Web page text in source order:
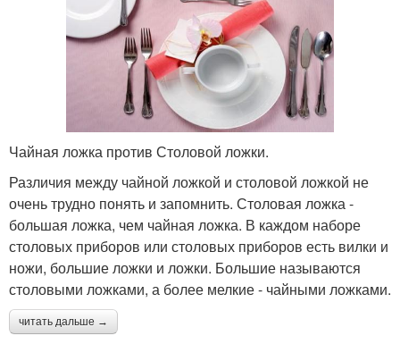
Чайная ложка против Столовой ложки.
Различия между чайной ложкой и столовой ложкой не
очень трудно понять и запомнить. Столовая ложка -
большая ложка, чем чайная ложка. В каждом наборе
столовых приборов или столовых приборов есть вилки и
ножи, большие ложки и ложки. Большие называются
столовыми ложками, а более мелкие - чайными ложками.
читать дальше →